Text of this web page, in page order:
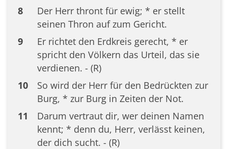
8
Der Herr thront für ewig; * er stellt
seinen Thron auf zum Gericht.
9
Er richtet den Erdkreis gerecht, * er
spricht den Völkern das Urteil, das sie
verdienen. - (R)
10
So wird der Herr für den Bedrückten zur
Burg, * zur Burg in Zeiten der Not.
11
Darum vertraut dir, wer deinen Namen
kennt; * denn du, Herr, verlässt keinen,
der dich sucht. - (R)